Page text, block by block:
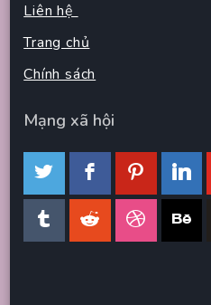
Liên hệ
Trang chủ
Chính sách
Mạng xã hội